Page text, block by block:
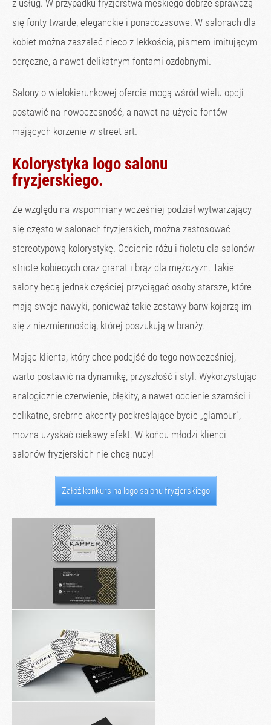
z usług. W przypadku fryzjerstwa męskiego dobrze sprawdzą
się fonty twarde, eleganckie i ponadczasowe. W salonach dla
kobiet można zaszaleć nieco z lekkością, pismem imitującym
odręczne, a nawet delikatnym fontami ozdobnymi.
Salony o wielokierunkowej ofercie mogą wśród wielu opcji
postawić na nowoczesność, a nawet na użycie fontów
mających korzenie w street art.
Kolorystyka logo salonu
fryzjerskiego.
Ze względu na wspomniany wcześniej podział wytwarzający
się często w salonach fryzjerskich, można zastosować
stereotypową kolorystykę. Odcienie różu i fioletu dla salonów
stricte kobiecych oraz granat i brąz dla mężczyzn. Takie
salony będą jednak częściej przyciągać osoby starsze, które
mają swoje nawyki, ponieważ takie zestawy barw kojarzą im
się z niezmiennością, której poszukują w branży.
Mając klienta, który chce podejść do tego nowocześniej,
warto postawić na dynamikę, przyszłość i styl. Wykorzystując
analogicznie czerwienie, błękity, a nawet odcienie szarości i
delikatne, srebrne akcenty podkreślające bycie „glamour”,
można uzyskać ciekawy efekt. W końcu młodzi klienci
salonów fryzjerskich nie chcą nudy!
Załóż konkurs na logo salonu fryzjerskiego